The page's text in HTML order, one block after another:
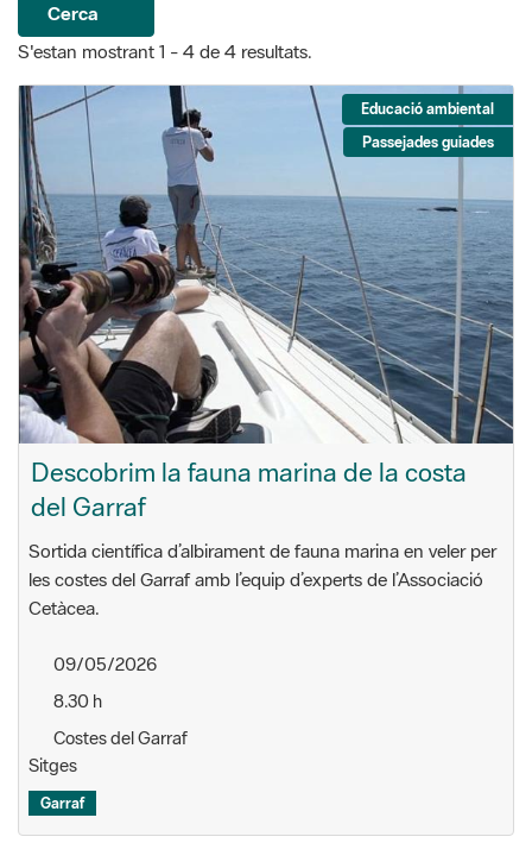
Cerca
S'estan mostrant 1 - 4 de 4 resultats.
Educació ambiental
Passejades guiades
Descobrim la fauna marina de la costa
del Garraf
Sortida científica d’albirament de fauna marina en veler per
les costes del Garraf amb l’equip d’experts de l’Associació
Cetàcea.
09/05/2026
8.30 h
Costes del Garraf
Sitges
Garraf